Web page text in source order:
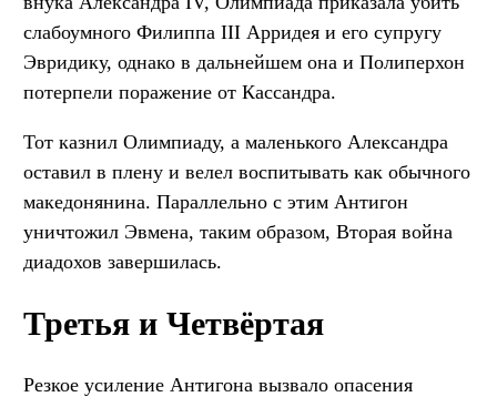
слабоумного Филиппа III Арридея и его супругу
Эвридику, однако в дальнейшем она и Полиперхон
потерпели поражение от Кассандра.
Тот казнил Олимпиаду, а маленького Александра
оставил в плену и велел воспитывать как обычного
македонянина. Параллельно с этим Антигон
уничтожил Эвмена, таким образом, Вторая война
диадохов завершилась.
Третья и Четвёртая
Резкое усиление Антигона вызвало опасения